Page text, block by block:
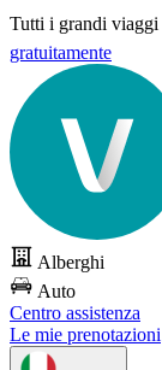
Tutti i grandi viaggi
gratuitamente
Alberghi
Auto
Centro assistenza
Le mie prenotazioni